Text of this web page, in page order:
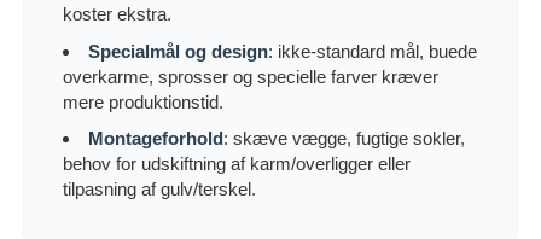
koster ekstra.
Specialmål og design: ikke-standard mål, buede
overkarme, sprosser og specielle farver kræver
mere produktionstid.
Montageforhold: skæve vægge, fugtige sokler,
behov for udskiftning af karm/overligger eller
tilpasning af gulv/terskel.